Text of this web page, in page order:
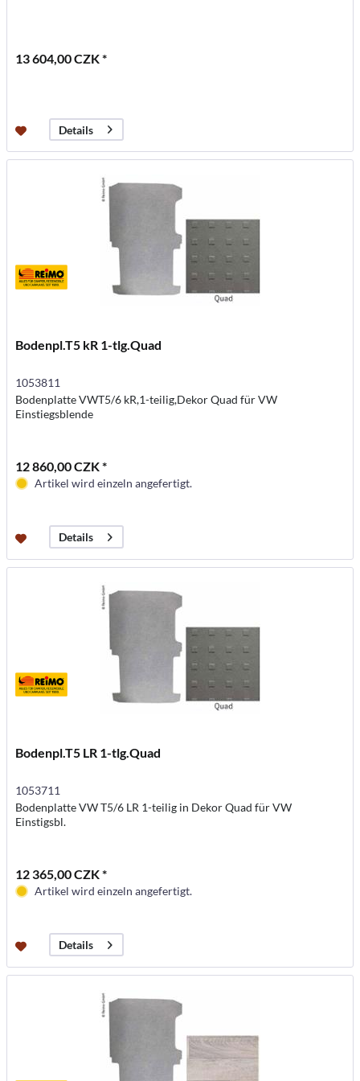
13 604,00 CZK *
Details
Bodenpl.T5 kR 1-tlg.Quad
1053811
Bodenplatte VWT5/6 kR,1-teilig,Dekor Quad für VW
Einstiegsblende
12 860,00 CZK *
Artikel wird einzeln angefertigt.
Details
Bodenpl.T5 LR 1-tlg.Quad
1053711
Bodenplatte VW T5/6 LR 1-teilig in Dekor Quad für VW
Einstigsbl.
12 365,00 CZK *
Artikel wird einzeln angefertigt.
Details